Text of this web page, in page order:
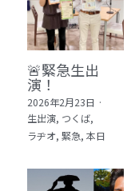
🚨緊急生出
演！
2026年2月23日 ·
生出演, つくば,
ラヂオ, 緊急, 本日